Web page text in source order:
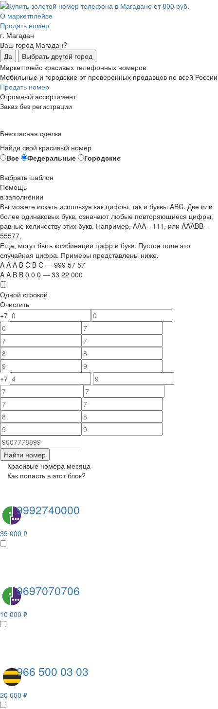
О маркетплейсе
Продать номер
г. Магадан
Ваш город Магадан?
Да
Выбрать другой город
Маркетплейс красивых телефонных номеров
Мобильные и городские от проверенных продавцов по всей России
Продать номер
Огромный ассортимент
Заказ без регистрации
Безопасная сделка
Найди свой красивый номер
Все
Федеральные
Городские
Выбрать шаблон
Помощь
в заполнении
Вы можете искать используя как цифры, так и буквы ABC. Две или
более одинаковых букв, означают любые повторяющиеся цифры,
равные количеству этих букв. Например, AAA - 111 , или AAABB -
55577.
Еще, могут быть комбинации цифр и букв. Пустое поле это
случайная цифра. Примеры представлены ниже.
A A A B C B C — 999 57 57
A A B B 0 0 0 — 33 22 000
Одной строкой
Очистить
+7
+7
Найти номер
Красивые номера месяца
Как попасть в этот блок?
9992740000
35 000 ₽
9697070706
10 000 ₽
966 500 03 03
20 000 ₽